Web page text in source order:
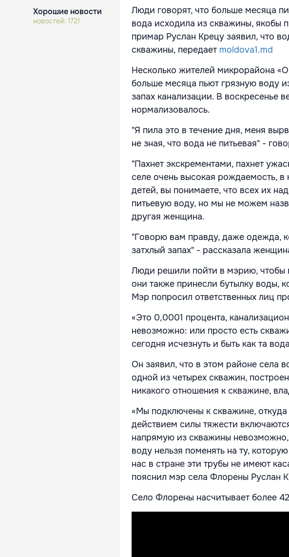
Хорошие новости
новостей: 1721
Люди говорят, что больше месяца
вода исходила из скважины, якобы
примар Руслан Крецу заявил, что
скважины, передает moldova1.md
Несколько жителей микрорайона
больше месяца пьют грязную воду
запах канализации. В воскресенье
нормализовалось.
"Я пила это в течение дня, меня
не зная, что вода не питьевая" -
"Пахнет экскрементами, пахнет
селе очень высокая рождаемость,
детей, вы понимаете, что всех их
питьевую воду, но мы не можем
другая женщина.
"Говорю вам правду, даже одежда,
затхлый запах" - рассказала
Люди решили пойти в мэрию, чтобы
они также принесли бутылку воды,
Мэр попросил ответственных лиц
«Это 0,0001 процента,
невозможно: или просто есть
сегодня исчезнуть и быть как та
Он заявил, что в этом районе села
одной из четырех скважин,
никакого отношения к скважине,
«Мы подключены к скважине,
действием силы тяжести
напрямую из скважины
воду нельзя поменять на ту,
нас в стране эти трубы не имеют
пояснил мэр села Флорены Руслан
Село Флорены насчитывает более